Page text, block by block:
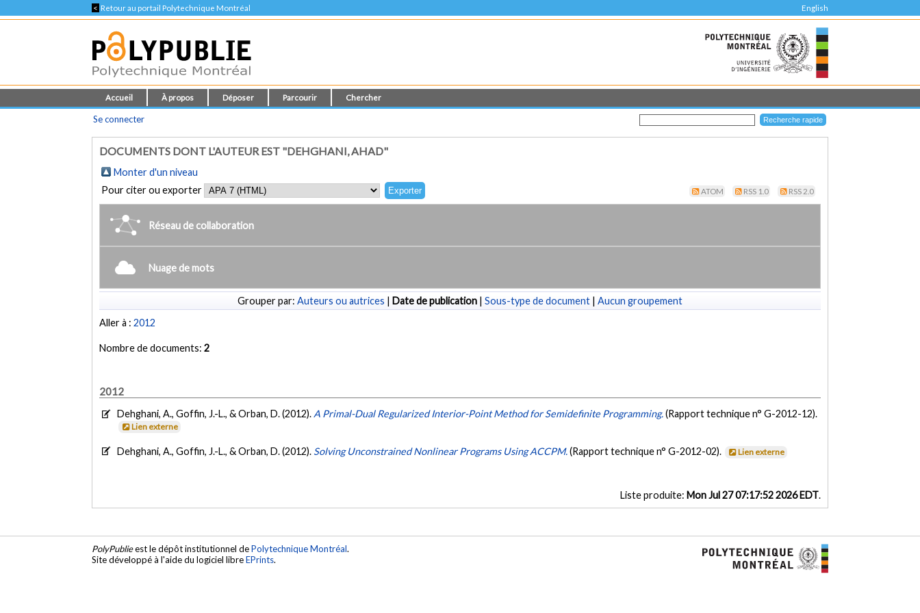
< Retour au portail Polytechnique Montréal English
Accueil À propos Déposer Parcourir Chercher
Se connecter
DOCUMENTS DONT L'AUTEUR EST "DEHGHANI, AHAD"
Monter d'un niveau
Pour citer ou exporter
ATOM RSS 1.0 RSS 2.0
Réseau de collaboration
Nuage de mots
Grouper par: Auteurs ou autrices | Date de publication | Sous-type de document | Aucun groupement
Aller à :2012
Nombre de documents:2
2012
Dehghani, A., Goffin, J.-L., & Orban, D. (2012). A Primal-Dual Regularized Interior-Point Method for Semidefinite Programming.(Rapport technique n° G-2012-12).
Lien externe
Dehghani, A., Goffin, J.-L., & Orban, D. (2012). Solving Unconstrained Nonlinear Programs Using ACCPM.(Rapport technique n° G-2012-02). Lien externe
Liste produite: Mon Jul 27 07:17:52 2026 EDT.
PolyPublieest le dépôt institutionnel dePolytechnique Montréal.
Site développé à l'aide du logiciel libreEPrints.